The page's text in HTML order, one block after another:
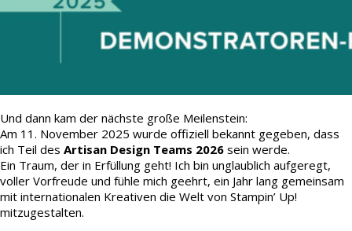
Und dann kam der nächste große Meilenstein:
Am 11. November 2025 wurde offiziell bekannt gegeben, dass
ich Teil des Artisan Design Teams 2026 sein werde.
Ein Traum, der in Erfüllung geht! Ich bin unglaublich aufgeregt,
voller Vorfreude und fühle mich geehrt, ein Jahr lang gemeinsam
mit internationalen Kreativen die Welt von Stampin’ Up!
mitzugestalten.